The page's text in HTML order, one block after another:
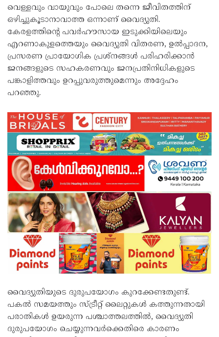
വെള്ളവും വായുവും പോലെ തന്നെ ജീവിതത്തിന്
ഒഴിച്ചുകൂടാനാവാത്ത ഒന്നാണ് വൈദ്യുതി.
കേരളത്തിന്റെ പവര്‍ഹൗസായ ഇടുക്കിയിലെയും
എറണാകുളത്തെയും വൈദ്യുതി വിതരണ, ഉല്‍പ്പാദന,
പ്രസരണ പ്രായോഗിക പ്രശ്‌നങ്ങള്‍ പരിഹരിക്കാന്‍
ജനങ്ങളുടെ സഹകരണവും ജനപ്രതിനിധികളുടെ
പങ്കാളിത്തവും ഉറപ്പുവരുത്തുമെന്നും അദ്ദേഹം
പറഞ്ഞു.
വൈദ്യുതിയുടെ ദുരുപയോഗം കുറക്കേണ്ടതുണ്ട്.
പകല്‍ സമയത്തും സ്ട്രീറ്റ് ലൈറ്റുകള്‍ കത്തുന്നതായി
പരാതികള്‍ ഉയരുന്ന പശ്ചാത്തലത്തില്‍, വൈദ്യുതി
ദുരുപയോഗം ചെയ്യുന്നവര്‍ക്കെതിരെ കാരണം